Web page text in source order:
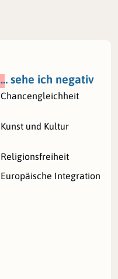
… sehe ich negativ
Chancengleichheit
Kunst und Kultur
Religionsfreiheit
Europäische Integration